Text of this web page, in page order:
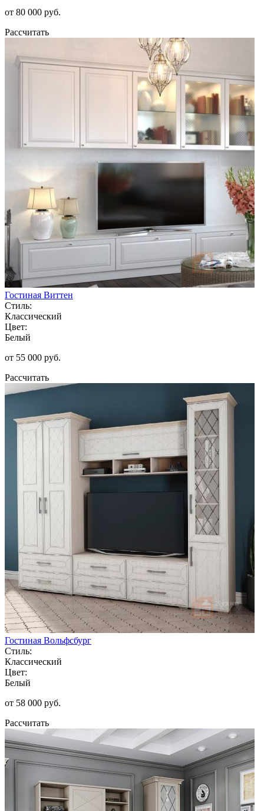
от 80 000 руб.
Рассчитать
Гостиная Виттен
Стиль:
Классический
Цвет:
Белый
от 55 000 руб.
Рассчитать
Гостиная Вольфсбург
Стиль:
Классический
Цвет:
Белый
от 58 000 руб.
Рассчитать